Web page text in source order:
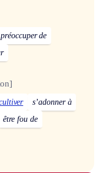
préoccuper de
s’adonner à
être fou de